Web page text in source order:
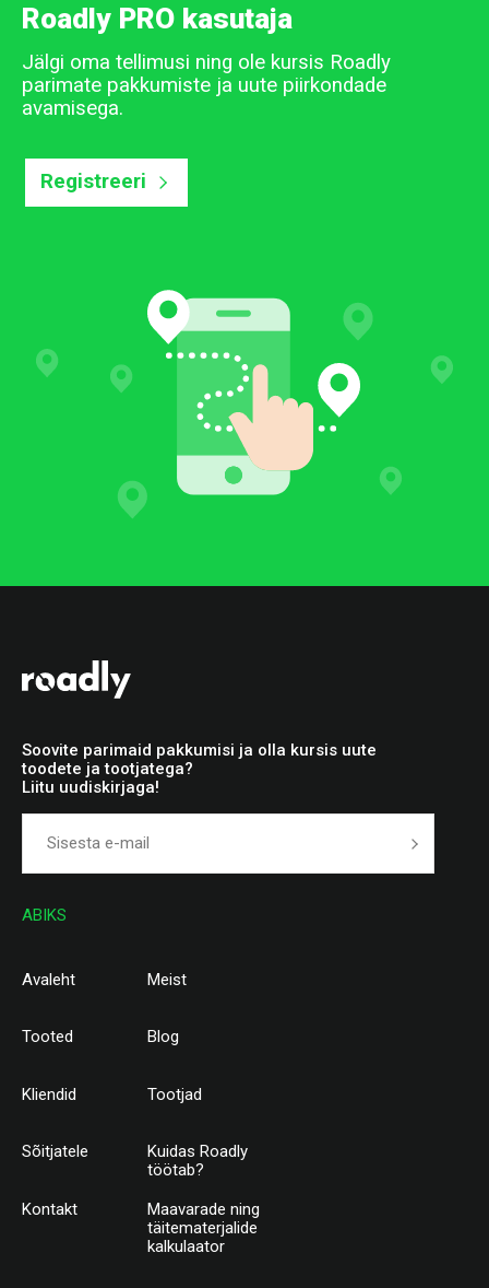
Roadly PRO kasutaja
Jälgi oma tellimusi ning ole kursis Roadly
parimate pakkumiste ja uute piirkondade
avamisega.
Registreeri
Soovite parimaid pakkumisi ja olla kursis uute
toodete ja tootjatega?
Liitu uudiskirjaga!
ABIKS
Avaleht Meist
Tooted Blog
Kliendid Tootjad
Sõitjatele
Kuidas Roadly
töötab?
Kontakt
Maavarade ning
täitematerjalide
kalkulaator